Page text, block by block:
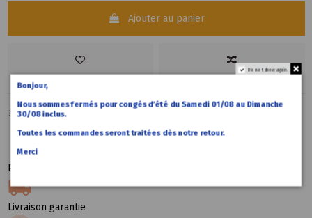
Ajouter au panier
golf 7 1K8972928B feux ar led connecteur
Paiement sécurité
Livraison garantie
Do not show again.
Bonjour,
Nous sommes fermés pour congés d’été du Samedi 01/08 au Dimanche
30/08 inclus.
Toutes les commandes seront traitées dès notre retour.
Merci